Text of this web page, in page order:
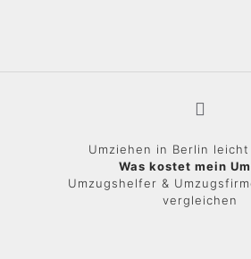
Umziehen in Berlin
Was kostet mein
Umzugshelfer &
vergleichen